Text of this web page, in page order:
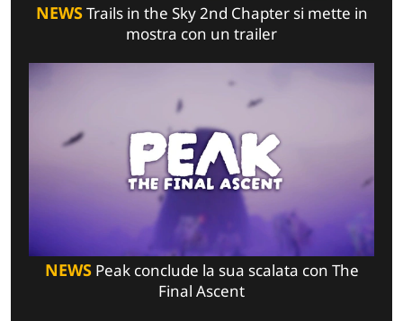
NEWSTrails in the Sky 2nd Chapter si mette in
mostra con un trailer
NEWSPeak conclude la sua scalata con The
Final Ascent